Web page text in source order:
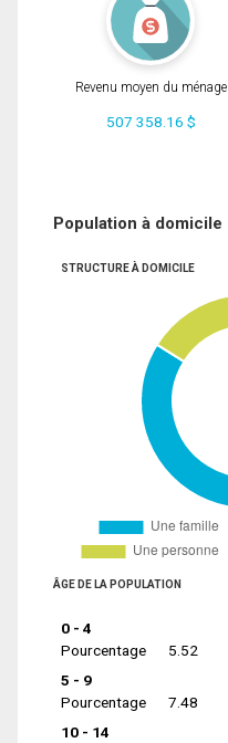
Revenu moyen du ménage
507 358.16 $
Population à domicile
STRUCTURE À DOMICILE
ÂGE DE LA POPULATION
0 - 4
Pourcentage
5.52
5 - 9
Pourcentage
7.48
10 - 14